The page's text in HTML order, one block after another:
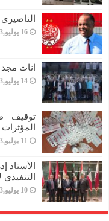
16 يوليو,2023
اناث
14 يوليو,2023
توقيف
المؤثرات
11 يوليو,2023
الأستاذ
التنفيذي
10 يوليو,2023